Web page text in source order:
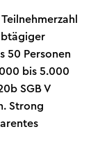
50 Personen
bis 5.000
SGB V
Strong